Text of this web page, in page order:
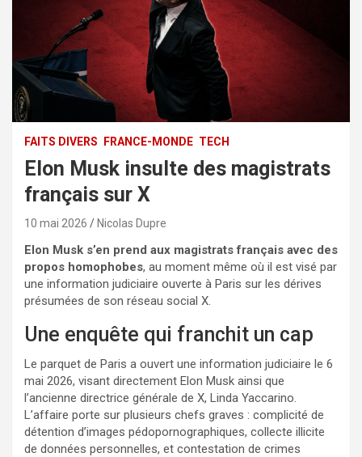
FAITS DIVERS FRANCE-MONDE TECH
Elon Musk insulte des magistrats
français sur X
10 mai 2026 Nicolas Dupre
Elon Musk s’en prend aux magistrats français avec des
propos homophobes, au moment même où il est visé par
une information judiciaire ouverte à Paris sur les dérives
présumées de son réseau social X.
Une enquête qui franchit un cap
Le parquet de Paris a ouvert une information judiciaire le 6
mai 2026, visant directement Elon Musk ainsi que
l’ancienne directrice générale de X, Linda Yaccarino.
L’affaire porte sur plusieurs chefs graves : complicité de
détention d’images pédopornographiques, collecte illicite
de données personnelles, et contestation de crimes